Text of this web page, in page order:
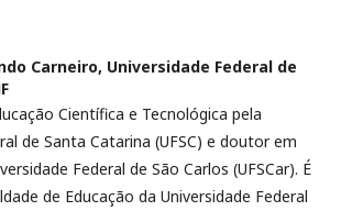
Carneiro, Universidade Federal de
Científica e Tecnológica pela
de Santa Catarina (UFSC) e doutor em
Federal de São Carlos (UFSCar). É
de Educação da Universidade Federal